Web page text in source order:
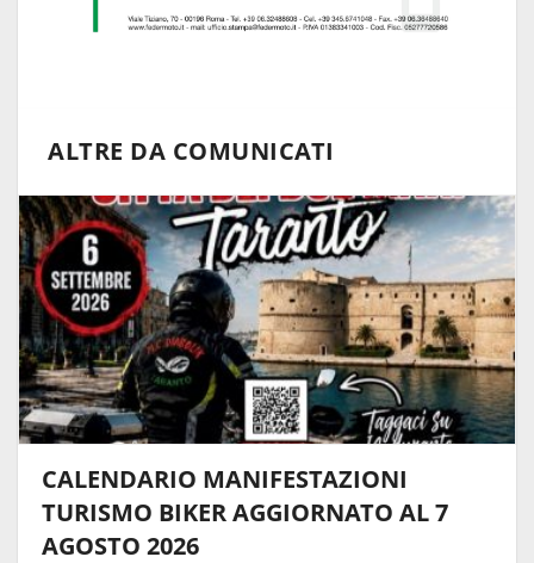
ALTRE DA COMUNICATI
CALENDARIO MANIFESTAZIONI
TURISMO BIKER AGGIORNATO AL 7
AGOSTO 2026